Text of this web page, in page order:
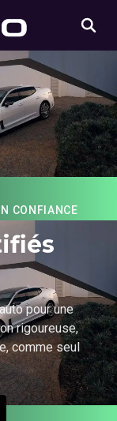
CONFIANCE
pour une
rigoureuse,
comme seul